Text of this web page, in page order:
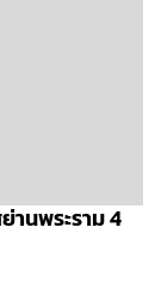
นพระราม 4